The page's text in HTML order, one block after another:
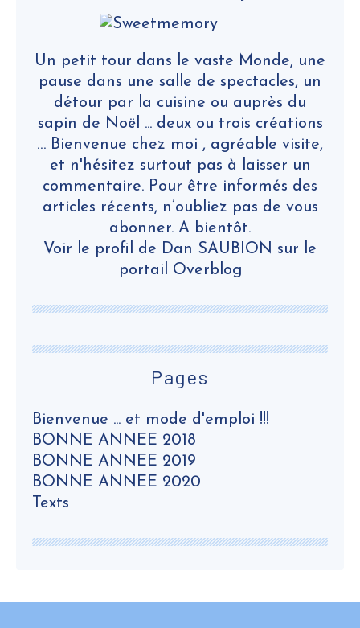
Pages
Bienvenue ... et mode d'emploi !!!
BONNE ANNEE 2018
BONNE ANNEE 2019
BONNE ANNEE 2020
Texts
Un petit tour dans le vaste Monde, une
pause dans une salle de spectacles, un
détour par la cuisine ou auprès du
sapin de Noël ... deux ou trois créations
… Bienvenue chez moi , agréable visite,
et n'hésitez surtout pas à laisser un
commentaire. Pour être informés des
articles récents, n’oubliez pas de vous
abonner. A bientôt.
Voir le profil de Dan SAUBION sur le
portail Overblog